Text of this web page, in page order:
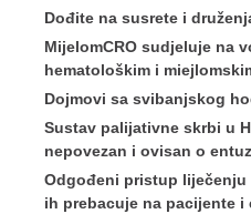
Dođite na susrete i
MijelomCRO sudjeluje na
hematološkim i
Dojmovi sa svibanjskog
Sustav palijativne skrbi u
nepovezan i ovisan o
Odgođeni pristup
ih prebacuje na pacijente